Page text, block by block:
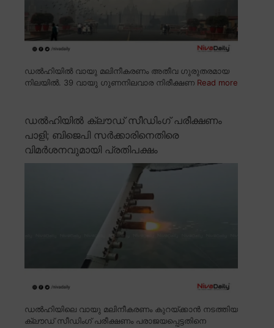
ഡൽഹിയിൽ വായു മലിനീകരണം അതീവ ഗുരുതരമായ
നിലയിൽ. 39 വായു ഗുണനിലവാര നിരീക്ഷണ Read more
ഡൽഹിയിൽ ക്ലൗഡ് സീഡിംഗ് പരീക്ഷണം
പാളി; ബിജെപി സർക്കാരിനെതിരെ
വിമർശനവുമായി പ്രതിപക്ഷം
ഡൽഹിയിലെ വായു മലിനീകരണം കുറയ്ക്കാൻ നടത്തിയ
ക്ലൗഡ് സീഡിംഗ് പരീക്ഷണം പരാജയപ്പെട്ടതിനെ